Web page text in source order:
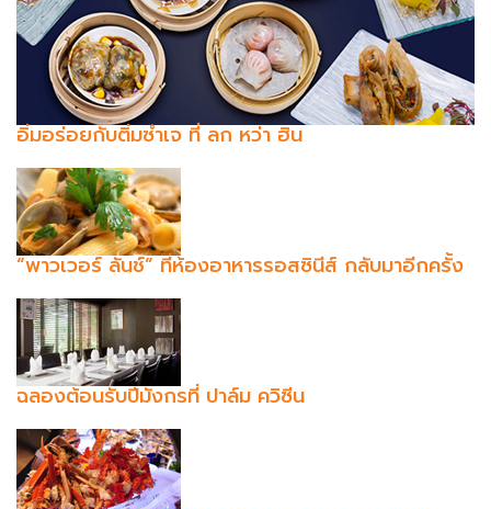
อิ่มอร่อยกับติ่มซำเจ ที่ ลก หว่า ฮิน
“พาวเวอร์ ลันช์” ที่ห้องอาหารรอสซินีส์ กลับมาอีกครั้ง
ฉลองต้อนรับปีมังกรที่ ปาล์ม ควิซีน